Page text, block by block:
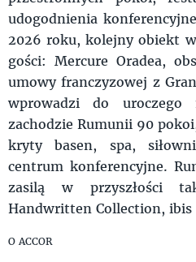
udogodnienia
2026 roku, kolejny obiekt
gości: Mercure Oradea,
umowy franczyzowej z
wprowadzi do uroczego
zachodzie Rumunii 90
kryty basen, spa,
centrum konferencyjne.
zasilą w przyszłości
Handwritten Collection, ibis
O ACCOR